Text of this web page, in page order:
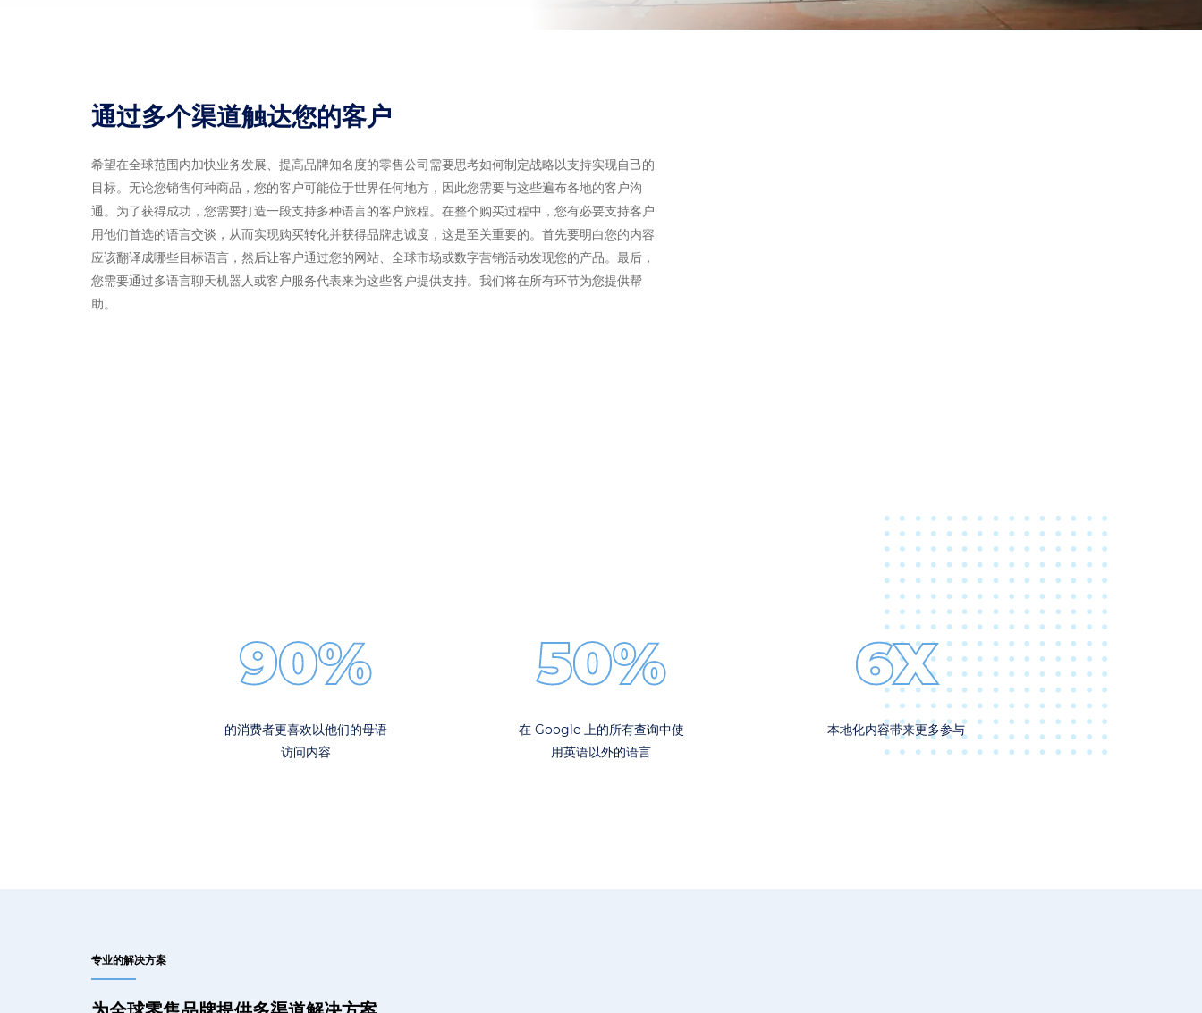
通过多个渠道触达您的客户
希望在全球范围内加快业务发展、提高品牌知名度的零售公司需要思考如何制定战略以支持实现自己的
目标。无论您销售何种商品，您的客户可能位于世界任何地方，因此您需要与这些遍布各地的客户沟
通。为了获得成功，您需要打造一段支持多种语言的客户旅程。在整个购买过程中，您有必要支持客户
用他们首选的语言交谈，从而实现购买转化并获得品牌忠诚度，这是至关重要的。首先要明白您的内容
应该翻译成哪些目标语言，然后让客户通过您的网站、全球市场或数字营销活动发现您的产品。最后，
您需要通过多语言聊天机器人或客户服务代表来为这些客户提供支持。我们将在所有环节为您提供帮
助。
90%
的消费者更喜欢以他们的母语
访问内容
50%
在 Google 上的所有查询中使
用英语以外的语言
6X
本地化内容带来更多参与
专业的解决方案